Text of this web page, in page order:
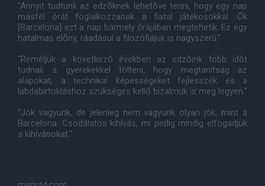
"Annyit tudtunk az edzõknek lehetõvé tenni, hogy egy nap
másfél órát foglalkozzanak a fiatal játékosokkal. Õk
[Barcelona] ezt a nap bármely órájában megtehetik. Ez egy
hatalmas elõny, ráadásul a filozófiájuk is nagyszerû."
"Reméljük a következõ években az edzõink több idõt
tudnak a gyerekekkel tölteni, hogy megtanítság az
alapokat, a technikai képességeket fejlesszék és a
labdabirtokláshoz szükséges kellõ bizalmuk is meg legyen."
"Jók vagyunk, de jelenleg nem vagyunk olyan jók, mint a
Barcelona. Csodálatos kihívás, mi pedig mindig elfogadjuk
a kihívásokat."